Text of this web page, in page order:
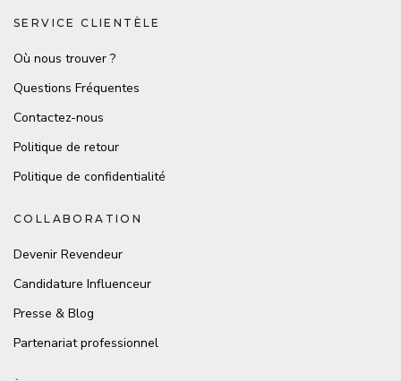
SERVICE CLIENTÈLE
Où nous trouver ?
Questions Fréquentes
Contactez-nous
Politique de retour
Politique de confidentialité
COLLABORATION
Devenir Revendeur
Candidature Influenceur
Presse & Blog
Partenariat professionnel